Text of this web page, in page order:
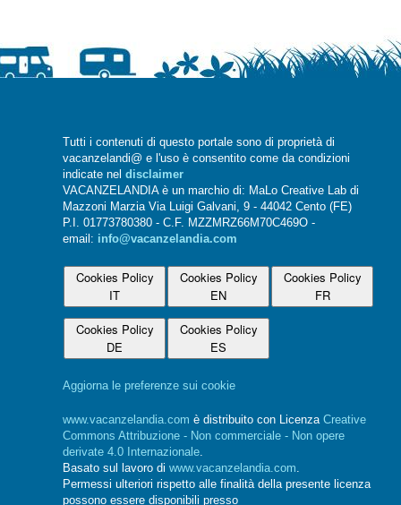
Tutti i contenuti di questo portale sono di proprietà di
vacanzelandi@ e l'uso è consentito come da condizioni
indicate nel disclaimer
VACANZELANDIA è un marchio di: MaLo Creative Lab di
Mazzoni Marzia Via Luigi Galvani, 9 - 44042 Cento (FE)
P.I. 01773780380 - C.F. MZZMRZ66M70C469O -
email: info@vacanzelandia.com
Cookies Policy
IT
Cookies Policy
EN
Cookies Policy
FR
Cookies Policy
DE
Cookies Policy
ES
Aggiorna le preferenze sui cookie
www.vacanzelandia.com è distribuito con Licenza Creative
Commons Attribuzione - Non commerciale - Non opere
derivate 4.0 Internazionale.
Basato sul lavoro di www.vacanzelandia.com.
Permessi ulteriori rispetto alle finalità della presente licenza
possono essere disponibili presso